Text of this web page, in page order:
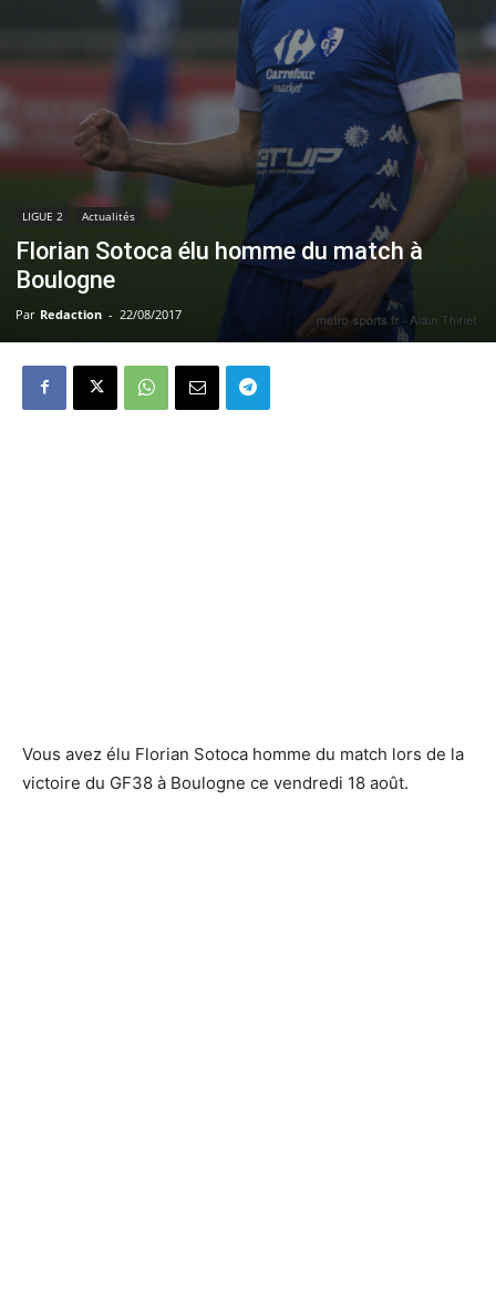
LIGUE 2 Actualités
Florian Sotoca élu homme du match à
Boulogne
Par Redaction - 22/08/2017
Vous avez élu Florian Sotoca homme du match lors de la
victoire du GF38 à Boulogne ce vendredi 18 août.